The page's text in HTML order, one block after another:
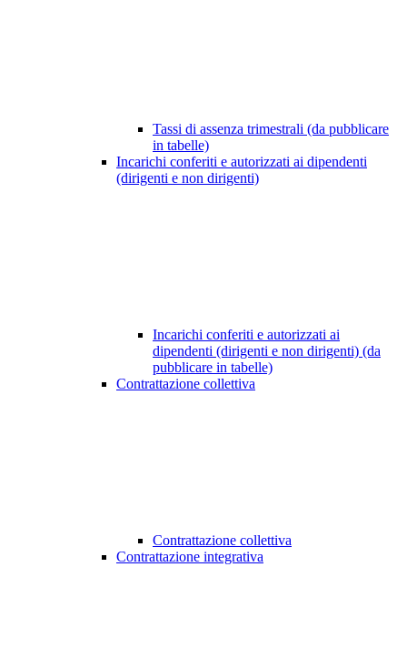
Tassi di assenza trimestrali (da pubblicare
in tabelle)
Incarichi conferiti e autorizzati ai dipendenti
(dirigenti e non dirigenti)
Incarichi conferiti e autorizzati ai
dipendenti (dirigenti e non dirigenti) (da
pubblicare in tabelle)
Contrattazione collettiva
Contrattazione collettiva
Contrattazione integrativa